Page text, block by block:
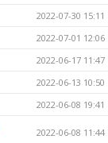
2022-07-30 15:11
2022-07-01 12:06
2022-06-17 11:47
2022-06-13 10:50
2022-06-08 19:41
2022-06-08 11:44